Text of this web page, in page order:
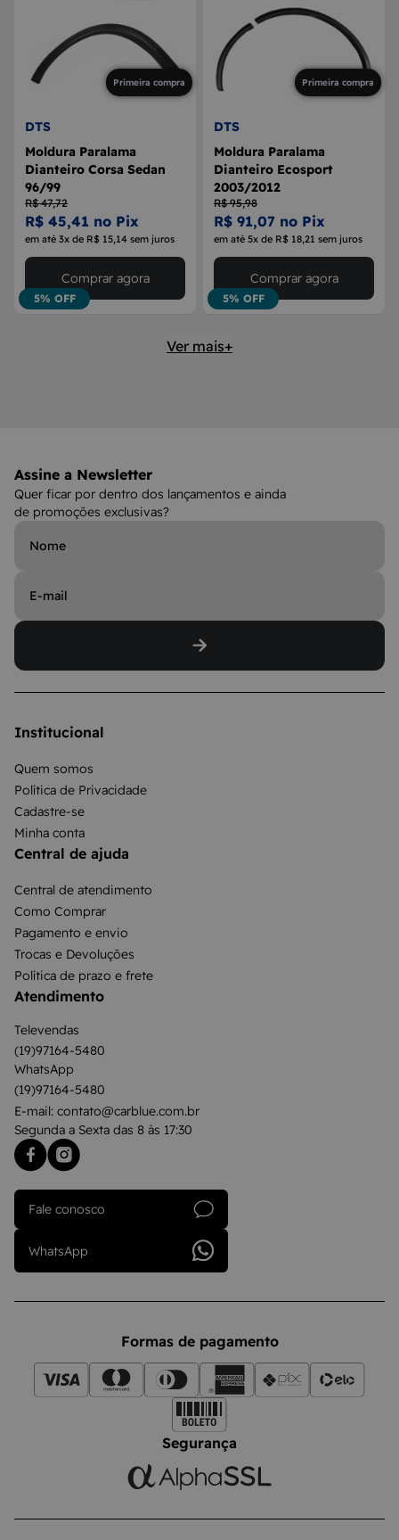
Primeira compra
DTS
Moldura Paralama
Dianteiro Corsa Sedan
96/99
R$ 47,72
R$ 45,41 no Pix
em até 3x de R$ 15,14 sem juros
5% OFF
Comprar agora
Primeira compra
DTS
Moldura Paralama
Dianteiro Ecosport
2003/2012
R$ 95,98
R$ 91,07 no Pix
em até 5x de R$ 18,21 sem juros
5% OFF
Comprar agora
Ver mais+
Assine a Newsletter
Quer ficar por dentro dos lançamentos e ainda
de promoções exclusivas?
Institucional
Quem somos
Política de Privacidade
Cadastre-se
Minha conta
Central de ajuda
Central de atendimento
Como Comprar
Pagamento e envio
Trocas e Devoluções
Política de prazo e frete
Atendimento
Televendas
(19)97164-5480
WhatsApp
(19)97164-5480
E-mail: contato@carblue.com.br
Segunda a Sexta das 8 às 17:30
Fale conosco
WhatsApp
Formas de pagamento
Segurança